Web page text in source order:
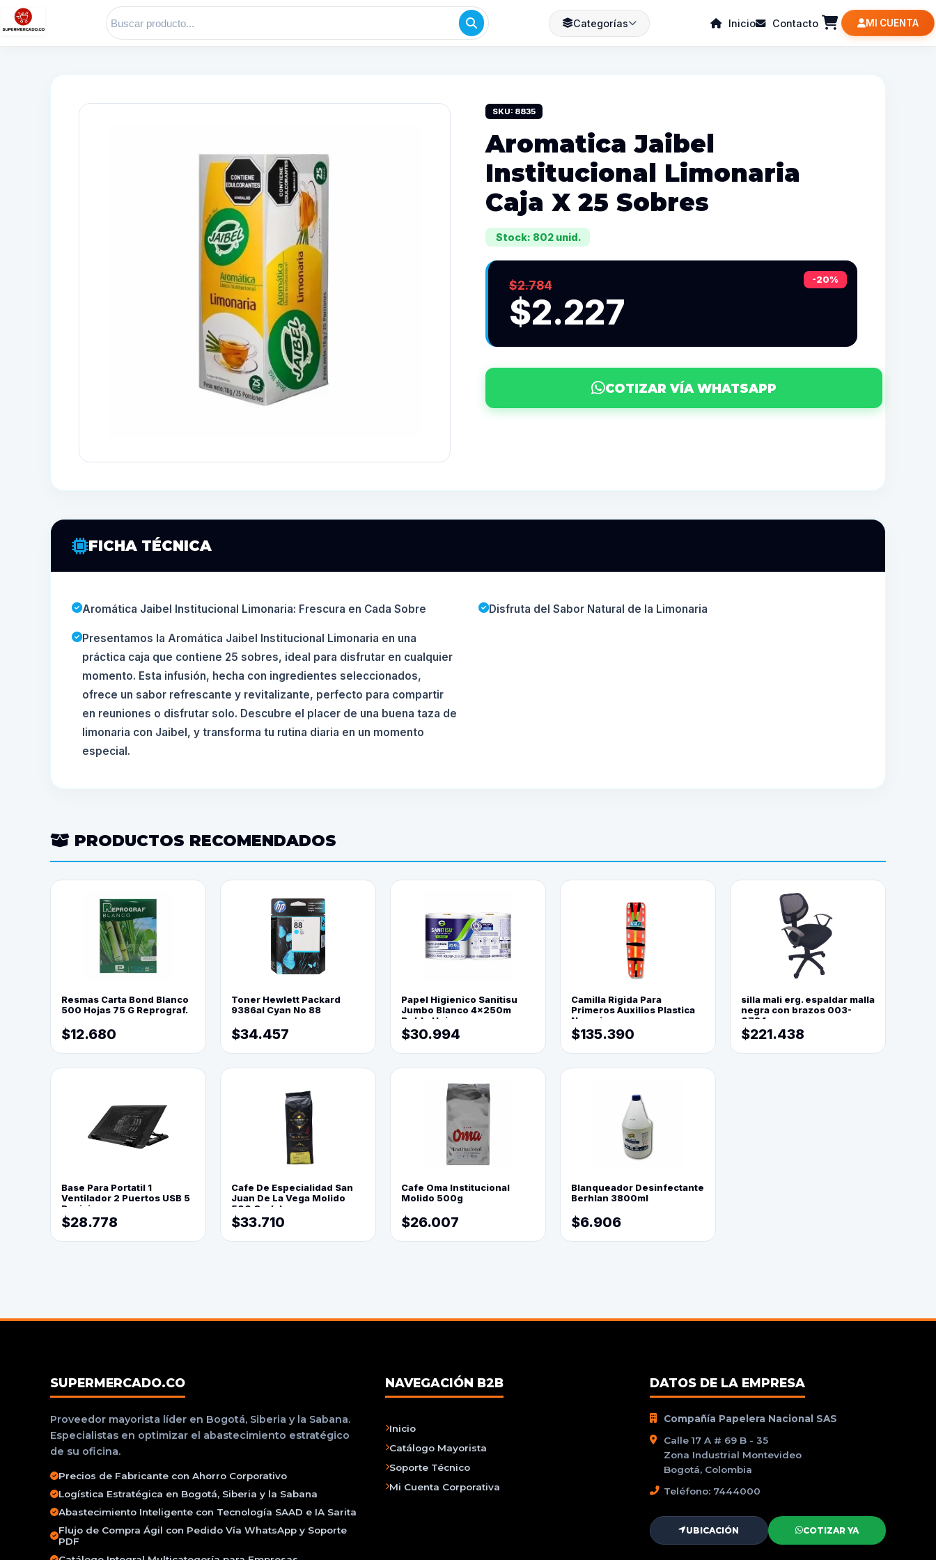
Categorías Inicio Contacto MI CUENTA
SKU: 8835
Aromatica Jaibel
Institucional Limonaria
Caja X 25 Sobres
Stock: 802 unid.
-20%
$2.784
$2.227
COTIZAR VÍA WHATSAPP
FICHA TÉCNICA
Aromática Jaibel Institucional Limonaria: Frescura en Cada Sobre Disfruta del Sabor Natural de la Limonaria
Presentamos la Aromática Jaibel Institucional Limonaria en una
práctica caja que contiene 25 sobres, ideal para disfrutar en cualquier
momento. Esta infusión, hecha con ingredientes seleccionados,
ofrece un sabor refrescante y revitalizante, perfecto para compartir
en reuniones o disfrutar solo. Descubre el placer de una buena taza de
limonaria con Jaibel, y transforma tu rutina diaria en un momento
especial.
PRODUCTOS RECOMENDADOS
Resmas Carta Bond Blanco
500 Hojas 75 G Reprograf.
$12.680
Toner Hewlett Packard
9386al Cyan No 88
$34.457
Papel Higienico Sanitisu
Jumbo Blanco 4x250m
Doble Hoja
$30.994
Camilla Rigida Para
Primeros Auxilios Plastica
Naranja
$135.390
silla mali erg. espaldar malla
negra con brazos 003-
0794
$221.438
Base Para Portatil 1
Ventilador 2 Puertos USB 5
Posiciones
$28.778
Cafe De Especialidad San
Juan De La Vega Molido
500 Grs(=)
$33.710
Cafe Oma Institucional
Molido 500g
$26.007
Blanqueador Desinfectante
Berhlan 3800ml
$6.906
SUPERMERCADO.CO
Proveedor mayorista líder en Bogotá, Siberia y la Sabana.
Especialistas en optimizar el abastecimiento estratégico
de su oficina.
Precios de Fabricante con Ahorro Corporativo
Logística Estratégica en Bogotá, Siberia y la Sabana
Abastecimiento Inteligente con Tecnología SAAD e IA Sarita
Flujo de Compra Ágil con Pedido Vía WhatsApp y Soporte
PDF
NAVEGACIÓN B2B
Inicio
Catálogo Mayorista
Soporte Técnico
Mi Cuenta Corporativa
DATOS DE LA EMPRESA
Compañía Papelera Nacional SAS
Calle 17 A # 69 B - 35
Zona Industrial Montevideo
Bogotá, Colombia
Teléfono: 7444000
UBICACIÓN COTIZAR YA